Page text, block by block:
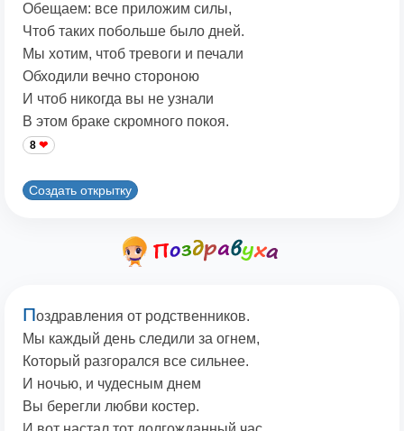
Обещаем: все приложим силы,
Чтоб таких побольше было дней.
Мы хотим, чтоб тревоги и печали
Обходили вечно стороною
И чтоб никогда вы не узнали
В этом браке скромного покоя.
8
Создать открытку
Поздравления от родственников.
Мы каждый день следили за огнем,
Который разгорался все сильнее.
И ночью, и чудесным днем
Вы берегли любви костер.